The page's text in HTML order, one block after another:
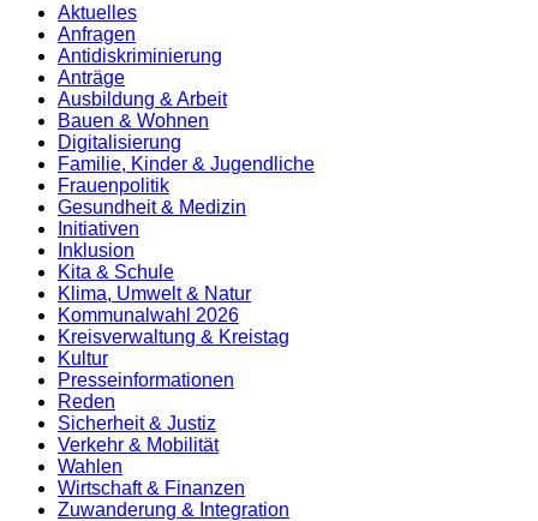
Aktuelles
Anfragen
Antidiskrimi­nierung
Anträge
Ausbildung & Arbeit
Bauen & Wohnen
Digitalisierung
Familie, Kinder & Jugendliche
Frauenpolitik
Gesundheit & Medizin
Initiativen
Inklusion
Kita & Schule
Klima, Umwelt & Natur
Kommunalwahl 2026
Kreisverwaltung & Kreistag
Kultur
Presse­informationen
Reden
Sicherheit & Justiz
Verkehr & Mobilität
Wahlen
Wirtschaft & Finanzen
Zuwanderung & Integration